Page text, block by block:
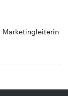
Marketingleiterin